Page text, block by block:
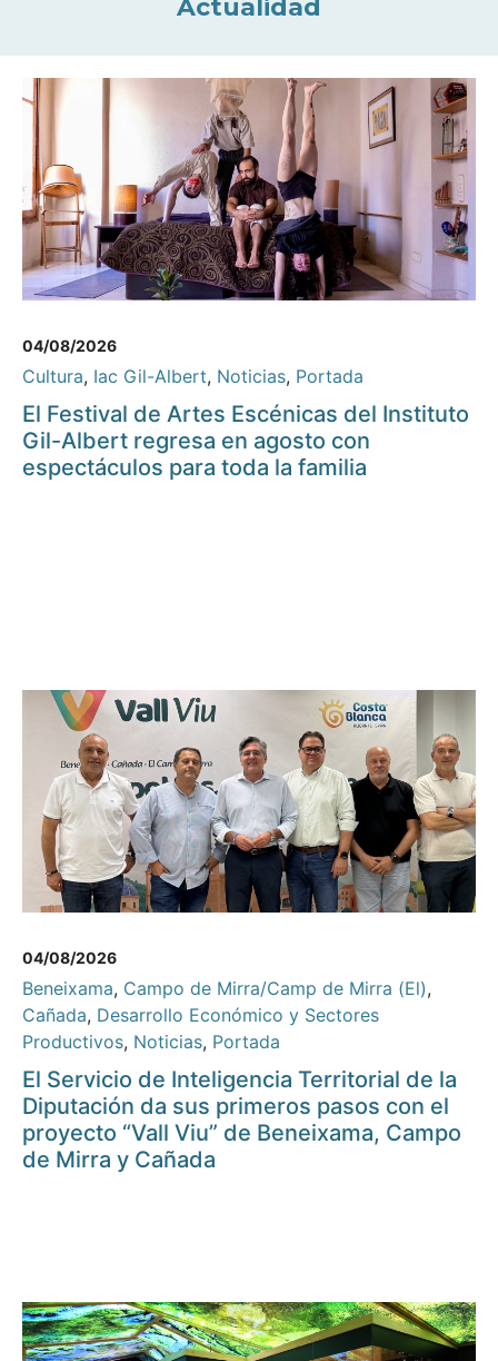
Actualidad
04/08/2026
Cultura, Iac Gil-Albert, Noticias, Portada
El Festival de Artes Escénicas del Instituto
Gil-Albert regresa en agosto con
espectáculos para toda la familia
04/08/2026
Beneixama, Campo de Mirra/Camp de Mirra (El),
Cañada, Desarrollo Económico y Sectores
Productivos, Noticias, Portada
El Servicio de Inteligencia Territorial de la
Diputación da sus primeros pasos con el
proyecto “Vall Viu” de Beneixama, Campo
de Mirra y Cañada